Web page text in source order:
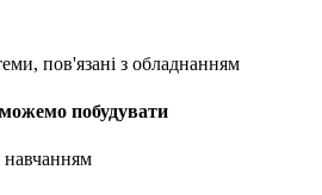
пов'язані з обладнанням
побудувати